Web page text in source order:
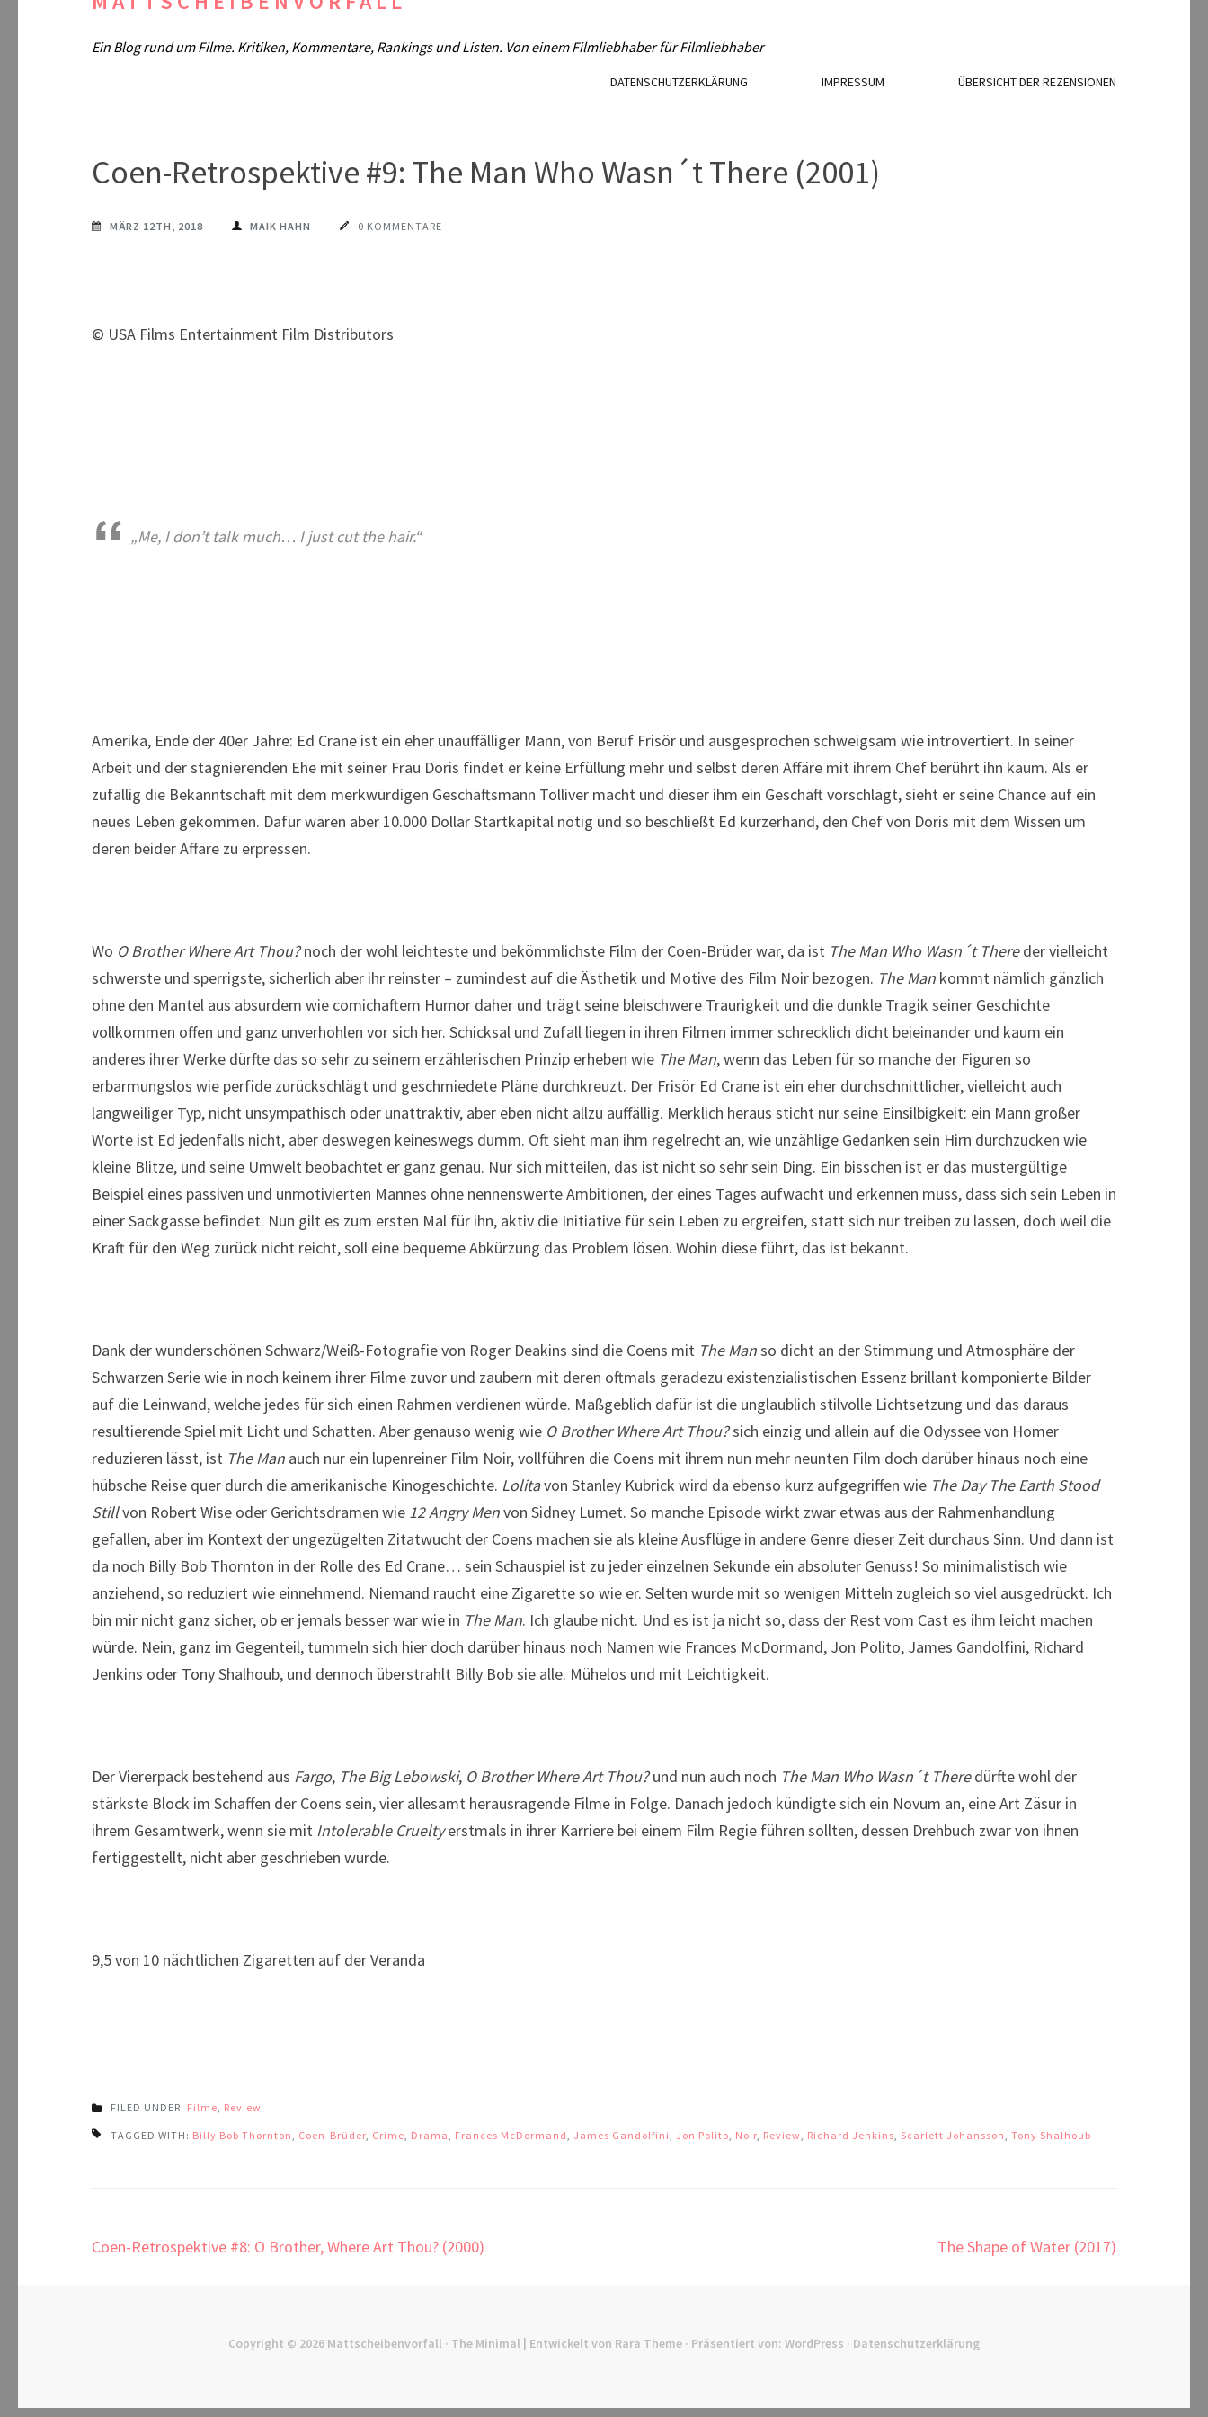
Ein Blog rund um Filme. Kritiken, Kommentare, Rankings und Listen. Von einem Filmliebhaber für Filmliebhaber
DATENSCHUTZERKLÄRUNG IMPRESSUM ÜBERSICHT DER REZENSIONEN
Coen-Retrospektive #9: The Man Who Wasn´t There (2001)
MÄRZ 12TH, 2018 MAIK HAHN 0 KOMMENTARE
© USA Films Entertainment Film Distributors
„Me, I don’t talk much… I just cut the hair.“
Amerika, Ende der 40er Jahre: Ed Crane ist ein eher unauffälliger Mann, von Beruf Frisör und ausgesprochen schweigsam wie introvertiert. In seiner
Arbeit und der stagnierenden Ehe mit seiner Frau Doris findet er keine Erfüllung mehr und selbst deren Affäre mit ihrem Chef berührt ihn kaum. Als er
zufällig die Bekanntschaft mit dem merkwürdigen Geschäftsmann Tolliver macht und dieser ihm ein Geschäft vorschlägt, sieht er seine Chance auf ein
neues Leben gekommen. Dafür wären aber 10.000 Dollar Startkapital nötig und so beschließt Ed kurzerhand, den Chef von Doris mit dem Wissen um
deren beider Affäre zu erpressen.
Wo O Brother Where Art Thou?noch der wohl leichteste und bekömmlichste Film der Coen-Brüder war, da ist The Man Who Wasn´t Thereder vielleicht
schwerste und sperrigste, sicherlich aber ihr reinster – zumindest auf die Ästhetik und Motive des Film Noir bezogen. The Man kommt nämlich gänzlich
ohne den Mantel aus absurdem wie comichaftem Humor daher und trägt seine bleischwere Traurigkeit und die dunkle Tragik seiner Geschichte
vollkommen offen und ganz unverhohlen vor sich her. Schicksal und Zufall liegen in ihren Filmen immer schrecklich dicht beieinander und kaum ein
anderes ihrer Werke dürfte das so sehr zu seinem erzählerischen Prinzip erheben wie The Man, wenn das Leben für so manche der Figuren so
erbarmungslos wie perfide zurückschlägt und geschmiedete Pläne durchkreuzt. Der Frisör Ed Crane ist ein eher durchschnittlicher, vielleicht auch
langweiliger Typ, nicht unsympathisch oder unattraktiv, aber eben nicht allzu auffällig. Merklich heraus sticht nur seine Einsilbigkeit: ein Mann großer
Worte ist Ed jedenfalls nicht, aber deswegen keineswegs dumm. Oft sieht man ihm regelrecht an, wie unzählige Gedanken sein Hirn durchzucken wie
kleine Blitze, und seine Umwelt beobachtet er ganz genau. Nur sich mitteilen, das ist nicht so sehr sein Ding. Ein bisschen ist er das mustergültige
Beispiel eines passiven und unmotivierten Mannes ohne nennenswerte Ambitionen, der eines Tages aufwacht und erkennen muss, dass sich sein Leben in
einer Sackgasse befindet. Nun gilt es zum ersten Mal für ihn, aktiv die Initiative für sein Leben zu ergreifen, statt sich nur treiben zu lassen, doch weil die
Kraft für den Weg zurück nicht reicht, soll eine bequeme Abkürzung das Problem lösen. Wohin diese führt, das ist bekannt.
Dank der wunderschönen Schwarz/Weiß-Fotografie von Roger Deakins sind die Coens mit The Manso dicht an der Stimmung und Atmosphäre der
Schwarzen Serie wie in noch keinem ihrer Filme zuvor und zaubern mit deren oftmals geradezu existenzialistischen Essenz brillant komponierte Bilder
auf die Leinwand, welche jedes für sich einen Rahmen verdienen würde. Maßgeblich dafür ist die unglaublich stilvolle Lichtsetzung und das daraus
resultierende Spiel mit Licht und Schatten. Aber genauso wenig wie O Brother Where Art Thou?sich einzig und allein auf die Odyssee von Homer
reduzieren lässt, ist The Man auch nur ein lupenreiner Film Noir, vollführen die Coens mit ihrem nun mehr neunten Film doch darüber hinaus noch eine
hübsche Reise quer durch die amerikanische Kinogeschichte. Lolitavon Stanley Kubrick wird da ebenso kurz aufgegriffen wie The Day The Earth Stood
Stillvon Robert Wise oder Gerichtsdramen wie 12 Angry Menvon Sidney Lumet. So manche Episode wirkt zwar etwas aus der Rahmenhandlung
gefallen, aber im Kontext der ungezügelten Zitatwucht der Coens machen sie als kleine Ausflüge in andere Genre dieser Zeit durchaus Sinn. Und dann ist
da noch Billy Bob Thornton in der Rolle des Ed Crane… sein Schauspiel ist zu jeder einzelnen Sekunde ein absoluter Genuss! So minimalistisch wie
anziehend, so reduziert wie einnehmend. Niemand raucht eine Zigarette so wie er. Selten wurde mit so wenigen Mitteln zugleich so viel ausgedrückt. Ich
bin mir nicht ganz sicher, ob er jemals besser war wie in The Man. Ich glaube nicht. Und es ist ja nicht so, dass der Rest vom Cast es ihm leicht machen
würde. Nein, ganz im Gegenteil, tummeln sich hier doch darüber hinaus noch Namen wie Frances McDormand, Jon Polito, James Gandolfini, Richard
Jenkins oder Tony Shalhoub, und dennoch überstrahlt Billy Bob sie alle. Mühelos und mit Leichtigkeit.
Der Viererpack bestehend aus Fargo, The Big Lebowski, O Brother Where Art Thou?und nun auch noch The Man Who Wasn´t Theredürfte wohl der
stärkste Block im Schaffen der Coens sein, vier allesamt herausragende Filme in Folge. Danach jedoch kündigte sich ein Novum an, eine Art Zäsur in
ihrem Gesamtwerk, wenn sie mit Intolerable Crueltyerstmals in ihrer Karriere bei einem Film Regie führen sollten, dessen Drehbuch zwar von ihnen
fertiggestellt, nicht aber geschrieben wurde.
9,5 von 10 nächtlichen Zigaretten auf der Veranda
FILED UNDER: Filme, Review
TAGGED WITH: Billy Bob Thornton, Coen-Brüder, Crime, Drama, Frances McDormand, James Gandolfini, Jon Polito, Noir, Review, Richard Jenkins, Scarlett Johansson, Tony Shalhoub
Beitragsnavigation
Coen-Retrospektive #8: O Brother, Where Art Thou? (2000) The Shape of Water (2017)
Copyright © 2026 Mattscheibenvorfall · The Minimal | Entwickelt von Rara Theme · Präsentiert von: WordPress · Datenschutzerklärung